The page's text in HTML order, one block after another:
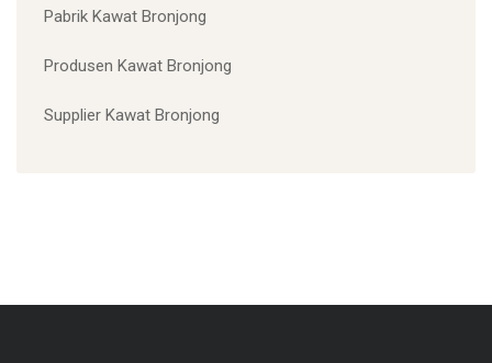
Pabrik Kawat Bronjong
Produsen Kawat Bronjong
Supplier Kawat Bronjong